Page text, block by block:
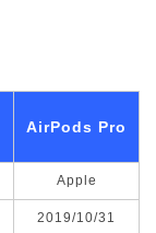
AirPods Pro
Apple
2019/10/31